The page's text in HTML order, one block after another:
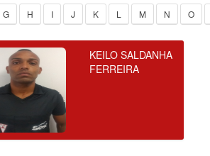
G H I J K L M N O
KEILO SALDANHA
FERREIRA